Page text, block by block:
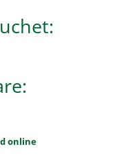
online